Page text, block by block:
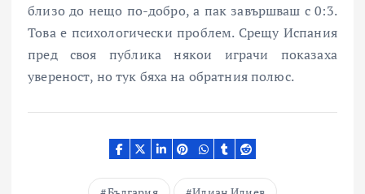
близо до нещо по-добро, а пак завършваш с 0:3.
Това е психологически проблем. Срещу Испания
пред своя публика някои играчи показаха
увереност, но тук бяха на обратния полюс.